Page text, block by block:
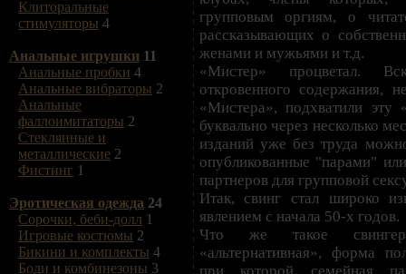
Клиторальные
стимуляторы 4
Анальные игрушки 11
Анальные пробки 4
Анальные вибраторы 2
Анальные
фаллоимитаторы 2
Стеклянные и
металлические 2
Фистинг 1
Эротическая одежда 24
Сорочки, беби-долл 1
Игровые костюмы 2
Бикини и комплекты 4
Боди и комбинезоны 3
групповым оргиям, о
рассказывающих о
женами и мужьями и т.д.
«Мистер» процветал.
откровенного содержания,
«Мистера», подхватили эту
буквально через несколько
изданий уже без труда
опубликованные "парами"
партнеров для групповой
Итак, свинг стал широко
явлением с начала 50-х годов.
Что же такое
«альтернативная», форма